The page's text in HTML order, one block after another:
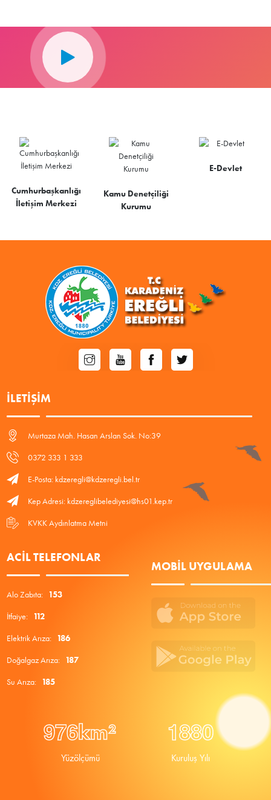
Cumhurbaşkanlığı
İletişim Merkezi
Kamu Denetçiliği
Kurumu
E-Devlet
İLETIŞIM
Murtaza Mah. Hasan Arslan Sok. No:39
0372 333 1 333
E-Posta: kdzeregli@kdzeregli.bel.tr
Kep Adresi: kdzereglibelediyesi@hs01.kep.tr
KVKK Aydınlatma Metni
ACIL TELEFONLAR
Alo Zabıta: 153
İtfaiye: 112
Elektrik Arıza: 186
Doğalgaz Arıza: 187
Su Arıza: 185
MOBIL UYGULAMA
976km²
Yüzölçümü
1880
Kuruluş Yılı